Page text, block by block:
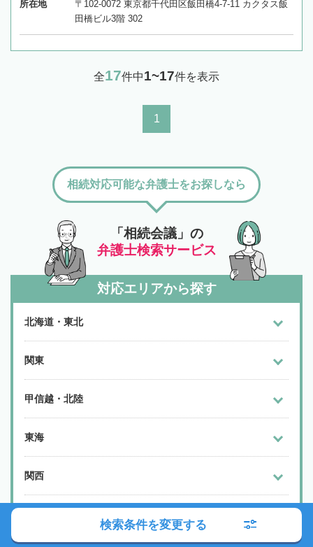
所在地
〒102-0072 東京都千代田区飯田橋4-7-11 カクタス飯
田橋ビル3階 302
全17件中1~17件を表示
1
「相続会議」の
弁護士検索サービス
相続対応可能な弁護士をお探しなら
対応エリアから探す
北海道・東北
関東
甲信越・北陸
東海
関西
検索条件を変更する